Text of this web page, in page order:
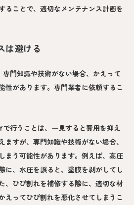
ることで、適切なメンテナンス計画を
は避ける
門知識や技術がない場合、かえって
性があります。専門業者に依頼するこ
行うことは、一見すると費用を抑え
ますが、専門知識や技術がない場合、
まう可能性があります。例えば、高圧
に、水圧を誤ると、塗膜を剥がしてし
、ひび割れを補修する際に、適切な材
えってひび割れを悪化させてしまうこ